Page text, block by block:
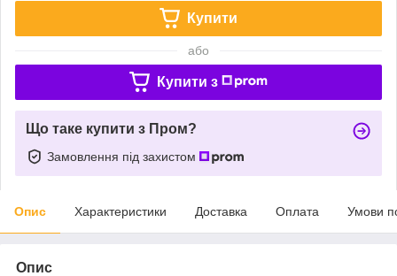
Купити
або
Купити з
Що таке купити з Пром?
Замовлення під захистом
Опис Характеристики Доставка Оплата Умови
Опис